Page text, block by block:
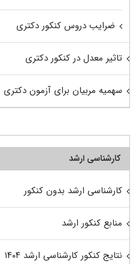
ضرایب دروس کنکور دکتری
تاثیر معدل در کنکور دکتری
سهمیه مربیان برای آزمون دکتری
کارشناسی ارشد
کارشناسی ارشد بدون کنکور
منابع کنکور ارشد
نتایج کنکور کارشناسی ارشد ۱۴۰۴